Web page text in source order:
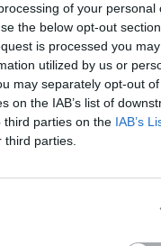
of your personal
the below opt-out
is processed you may
utilized by us or
may separately opt-out
on the IAB’s list of
third parties on the IAB’s
parties.